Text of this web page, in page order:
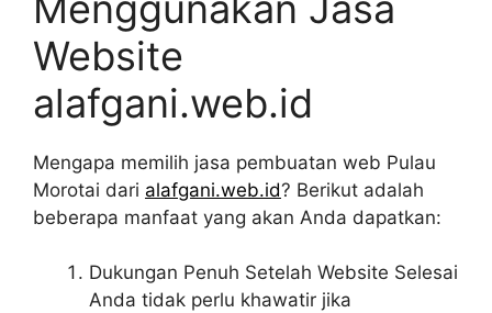
Website
alafgani.web.id
Mengapa memilih jasa pembuatan web Pulau
Morotai dari alafgani.web.id? Berikut adalah
beberapa manfaat yang akan Anda dapatkan:
Dukungan Penuh Setelah Website Selesai
Anda tidak perlu khawatir jika